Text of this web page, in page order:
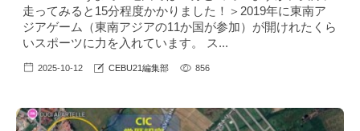
走ってみると15分程度かかりました！＞2019年に東南ア
ジアゲーム（東南アジアの11か国が参加）が開けれたくら
いスポーツに力を入れています。 ス...
2025-10-12 CEBU21編集部 856